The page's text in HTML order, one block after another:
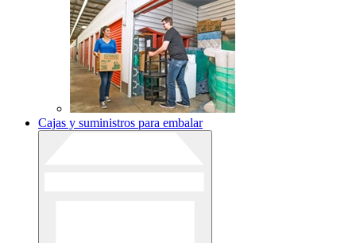
Cajas y suministros para embalar